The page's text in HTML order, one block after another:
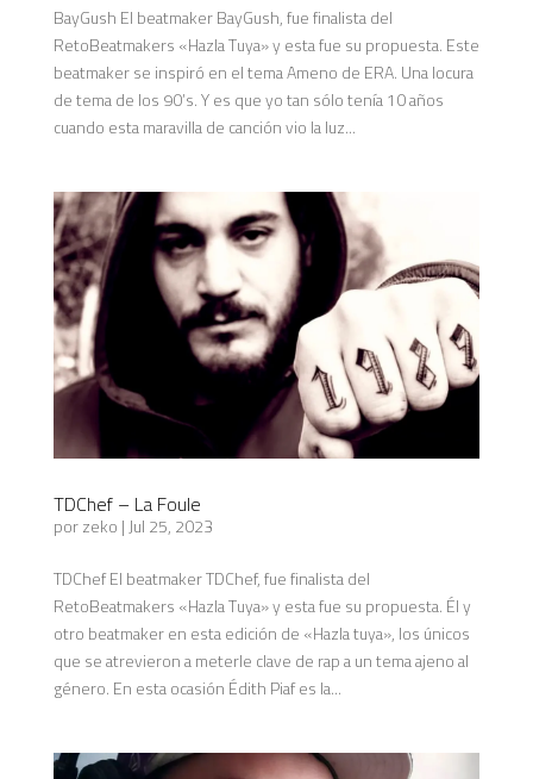
BayGush El beatmaker BayGush, fue finalista del
RetoBeatmakers «Hazla Tuya» y esta fue su propuesta. Este
beatmaker se inspiró en el tema Ameno de ERA. Una locura
de tema de los 90’s. Y es que yo tan sólo tenía 10 años
cuando esta maravilla de canción vio la luz...
TDChef – La Foule
porzeko|Jul 25, 2023
TDChef El beatmaker TDChef, fue finalista del
RetoBeatmakers «Hazla Tuya» y esta fue su propuesta. Él y
otro beatmaker en esta edición de «Hazla tuya», los únicos
que se atrevieron a meterle clave de rap a un tema ajeno al
género. En esta ocasión Édith Piaf es la...